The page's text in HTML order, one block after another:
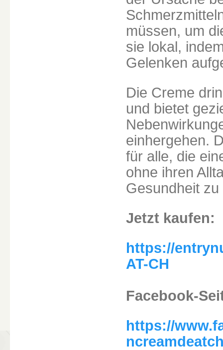
müssen, um
sie lokal,
Gelenken
Die Creme
und bietet
einhergehen.
für alle, die
ohne ihren
Gesundheit
Jetzt kaufen:
https://
AT-CH
Facebook-
https://